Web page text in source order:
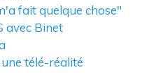
fait quelque chose"
avec Binet
télé-réalité